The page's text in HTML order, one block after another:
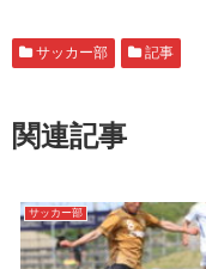
サッカー部 記事
関連記事
サッカー部